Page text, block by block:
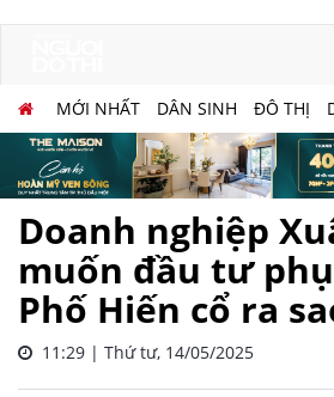
MỚI NHẤT DÂN SINH ĐÔ THỊ
Doanh nghiệp
muốn đầu tư
Phố Hiến cổ ra
11:29 | Thứ tư, 14/05/2025